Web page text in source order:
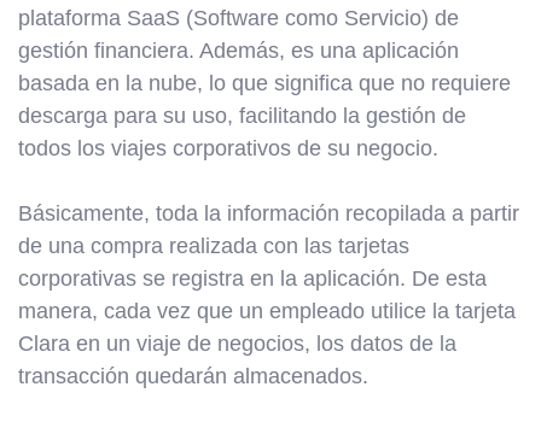
plataforma SaaS (Software como Servicio) de
gestión financiera. Además, es una aplicación
basada en la nube, lo que significa que no requiere
descarga para su uso, facilitando la gestión de
todos los viajes corporativos de su negocio.
Básicamente, toda la información recopilada a partir
de una compra realizada con las tarjetas
corporativas se registra en la aplicación. De esta
manera, cada vez que un empleado utilice la tarjeta
Clara en un viaje de negocios, los datos de la
transacción quedarán almacenados.